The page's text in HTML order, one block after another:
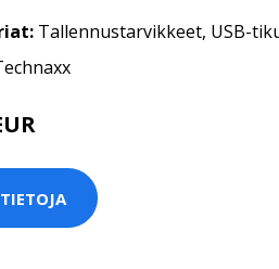
Tallennustarvikkeet, USB-